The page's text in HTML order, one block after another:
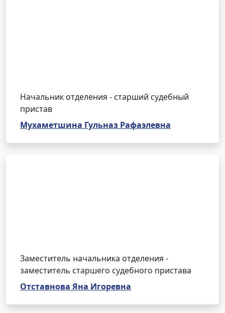
Начальник отделения - старший судебный
пристав
Мухаметшина Гульназ Рафаэлевна
Заместитель начальника отделения -
заместитель старшего судебного пристава
Отставнова Яна Игоревна